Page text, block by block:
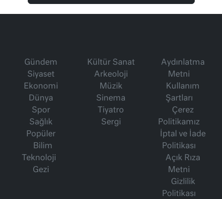
Gündem
Siyaset
Ekonomi
Dünya
Spor
Sağlık
Popüler
Bilim
Teknoloji
Gezi
Kültür Sanat
Arkeoloji
Müzik
Sinema
Tiyatro
Sergi
Aydınlatma
Metni
Kullanım
Şartları
Çerez
Politikamız
İptal ve İade
Politikası
Açık Rıza
Metni
Gizlilik
Politikası